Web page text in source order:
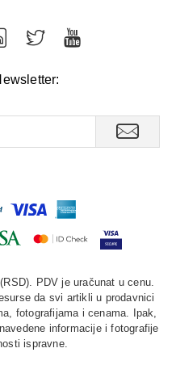
PDV je uračunat u cenu.
da svi artikli u prodavnici
fotografijama i cenama. Ipak,
informacije i fotografije
ispravne.